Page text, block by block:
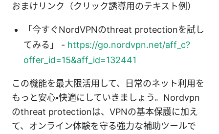
おまけリンク（クリック誘導用のテキスト例）
「今すぐNordVPNのthreat protectionを試し
てみる」 - https://go.nordvpn.net/aff_c?
offer_id=15&aff_id=132441
この機能を最大限活用して、日常のネット利用を
もっと安心・快適にしていきましょう。Nordvpn
のthreat protectionは、VPNの基本保護に加え
て、オンライン体験を守る強力な補助ツールで